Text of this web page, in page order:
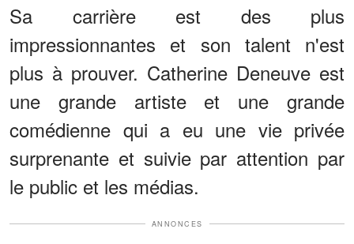
Sa carrière est des plus
impressionnantes et son talent n'est
plus à prouver. Catherine Deneuve est
une grande artiste et une grande
comédienne qui a eu une vie privée
surprenante et suivie par attention par
le public et les médias.
ANNONCES